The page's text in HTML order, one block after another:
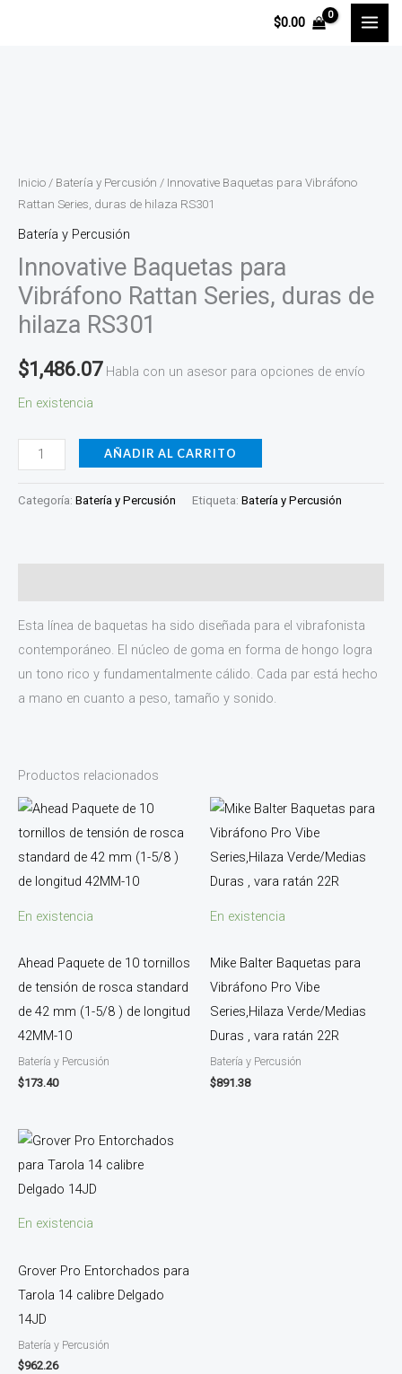
$0.00
Inicio / Batería y Percusión / Innovative Baquetas para Vibráfono
Rattan Series, duras de hilaza RS301
Batería y Percusión
Innovative Baquetas para
Vibráfono Rattan Series, duras de
hilaza RS301
$1,486.07 Habla con un asesor para opciones de envío
En existencia
Vibráfono
Rattan
Series,
duras
de
hilaza
RS301
AÑADIR AL CARRITO
Categoría: Batería y Percusión Etiqueta: Batería y Percusión
Esta línea de baquetas ha sido diseñada para el vibrafonista
contemporáneo. El núcleo de goma en forma de hongo logra
un tono rico y fundamentalmente cálido. Cada par está hecho
a mano en cuanto a peso, tamaño y sonido.
Productos relacionados
En existencia
Ahead Paquete de 10 tornillos
de tensión de rosca standard
de 42 mm (1-5/8 ) de longitud
42MM-10
Batería y Percusión
$173.40
En existencia
Mike Balter Baquetas para
Vibráfono Pro Vibe
Series,Hilaza Verde/Medias
Duras , vara ratán 22R
Batería y Percusión
$891.38
En existencia
Grover Pro Entorchados para
Tarola 14 calibre Delgado
14JD
Batería y Percusión
$962.26